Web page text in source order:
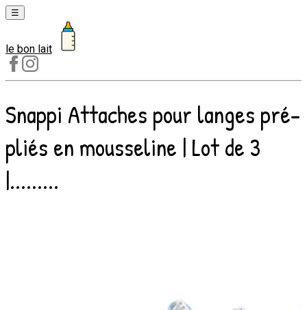
☰
Laits
1er
âge
Laits
2e
âge
de
le bon lait
Snappi Attaches pour langes pré-
pliés en mousseline | Lot de 3
|.........